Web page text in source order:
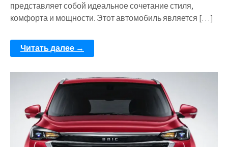
представляет собой идеальное сочетание стиля,
комфорта и мощности. Этот автомобиль является […]
Читать далее →